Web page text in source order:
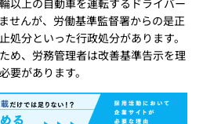
以上の自動車を運転するドライバー
せんが、労働基準監督署からの是正
処分といった行政処分があります。
め、労務管理者は改善基準告示を理
要があります。